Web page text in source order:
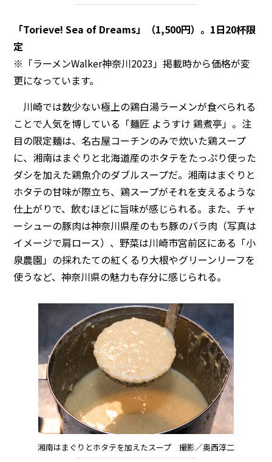
「Torieve! Sea of Dreams」（1,500円）。1日20杯限
定
※「ラーメンWalker神奈川2023」掲載時から価格が変
更になっています。
川崎では数少ない極上の鶏白湯ラーメンが食べられる
ことで人気を博している「麺匠 ようすけ 鶏煮亭」。注
目の限定麺は、名古屋コーチンのみで炊いた鶏スープ
に、湘南はまぐりと北海道産のホタテをたっぷり使った
ダシを加えた鶏魚介のダブルスープだ。湘南はまぐりと
ホタテの甘味が際立ち、鶏スープがそれを支えるような
仕上がりで、飲むほどに旨味が感じられる。また、チャ
ーシューの豚肉は神奈川県産のもち豚のバラ肉（写真は
イメージで肩ロース）、野菜は川崎市宮前区にある「小
泉農園」の採れたての紅くるり大根やグリーンリーフを
使うなど、神奈川県の魅力も存分に感じられる。
湘南はまぐりとホタテを加えたスープ 撮影／奥西淳二